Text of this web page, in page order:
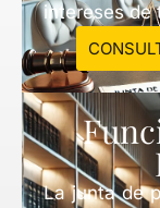
La junta de
intereses de